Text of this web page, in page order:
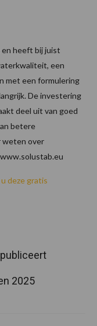
heeft bij juist
een
met een formulering
De investering
deel uit van goed
betere
weten over
deze gratis
2025